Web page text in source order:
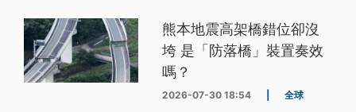
熊本地震高架橋錯位卻沒
垮 是「防落橋」裝置奏效
嗎？
2026-07-30 18:54 全球